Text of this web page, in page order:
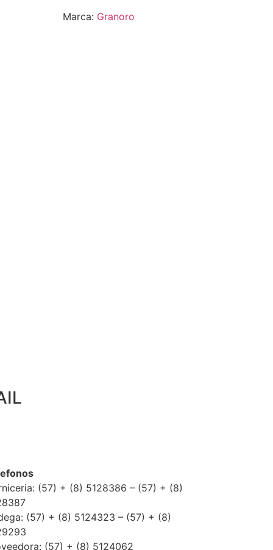
Marca: Granoro
(57) + (8) 5128386 – (57) + (8)
(57) + (8) 5124323 – (57) + (8)
(57) + (8) 5124062